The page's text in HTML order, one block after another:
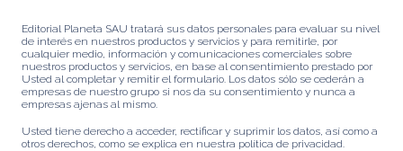
Editorial Planeta SAU tratará sus datos personales para evaluar su nivel
de interés en nuestros productos y servicios y para remitirle, por
cualquier medio, información y comunicaciones comerciales sobre
nuestros productos y servicios, en base al consentimiento prestado por
Usted al completar y remitir el formulario. Los datos sólo se cederán a
empresas de nuestro grupo si nos da su consentimiento y nunca a
empresas ajenas al mismo.
Usted tiene derecho a acceder, rectificar y suprimir los datos, así como a
otros derechos, como se explica en nuestra política de privacidad.